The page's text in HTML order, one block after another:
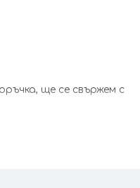
ще се свържем с